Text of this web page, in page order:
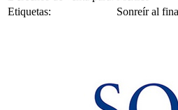
Etiquetas:
Sonreír al